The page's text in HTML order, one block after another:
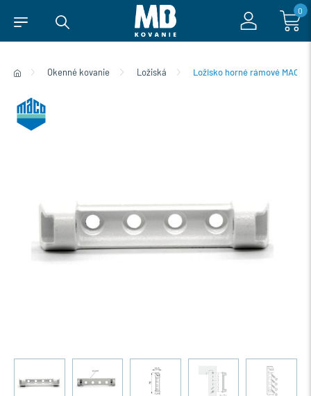
0
Okenné kovanie Ložiská Ložisko horné rámové MACO